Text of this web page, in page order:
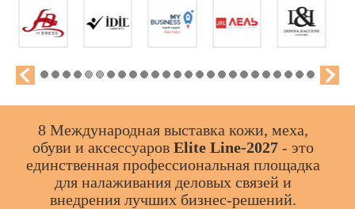
8 Международная выставка кожи, меха,
обуви и аксессуаров Elite Line-2027- это
единственная профессиональная площадка
для налаживания деловых связей и
внедрения лучших бизнес-решений.